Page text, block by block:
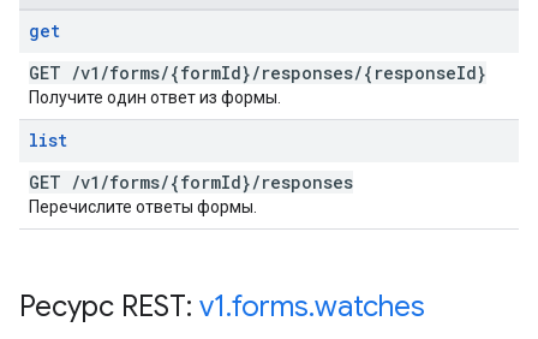
get
GET /v1 /forms/{formId}/responses/{responseId}
Получите один ответ из формы.
list
GET /v1 /forms/{formId}/responses
Перечислите ответы формы.
Ресурс REST: v1.forms.watches